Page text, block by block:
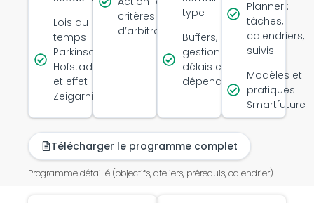
Lois du
temps :
Parkinson,
Hofstadter
et effet
Zeigarnik
critères
d’arbitrage
type
Buffers,
gestion des
délais et
dépendances
Planner :
tâches,
calendriers,
suivis
Modèles et
pratiques
Smartfuture
Télécharger le programme complet
Programme détaillé (objectifs, ateliers, prérequis, calendrier).